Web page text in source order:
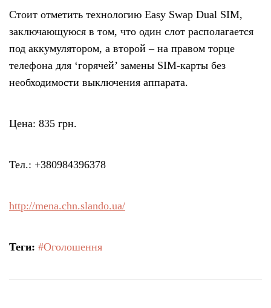
Стоит отметить технологию Easy Swap Dual SIM,
заключающуюся в том, что один слот располагается
под аккумулятором, а второй – на правом торце
телефона для ‘горячей’ замены SIM-карты без
необходимости выключения аппарата.
Цена: 835 грн.
Тел.: +380984396378
http://mena.chn.slando.ua/
Теги: #Оголошення